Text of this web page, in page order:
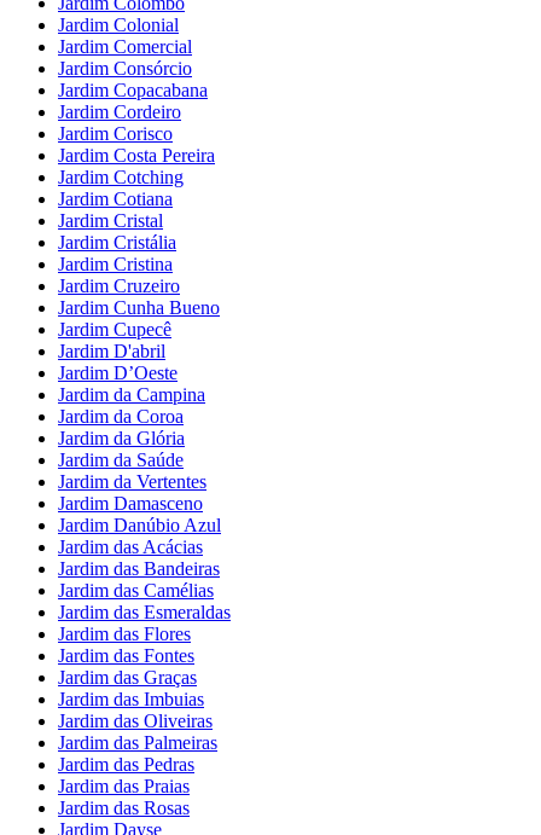
Jardim Colonial
Jardim Comercial
Jardim Consórcio
Jardim Copacabana
Jardim Cordeiro
Jardim Corisco
Jardim Costa Pereira
Jardim Cotching
Jardim Cotiana
Jardim Cristal
Jardim Cristália
Jardim Cristina
Jardim Cruzeiro
Jardim Cunha Bueno
Jardim Cupecê
Jardim D'abril
Jardim D’Oeste
Jardim da Campina
Jardim da Coroa
Jardim da Glória
Jardim da Saúde
Jardim da Vertentes
Jardim Damasceno
Jardim Danúbio Azul
Jardim das Acácias
Jardim das Bandeiras
Jardim das Camélias
Jardim das Esmeraldas
Jardim das Flores
Jardim das Fontes
Jardim das Graças
Jardim das Imbuias
Jardim das Oliveiras
Jardim das Palmeiras
Jardim das Pedras
Jardim das Praias
Jardim das Rosas
Jardim Dayse